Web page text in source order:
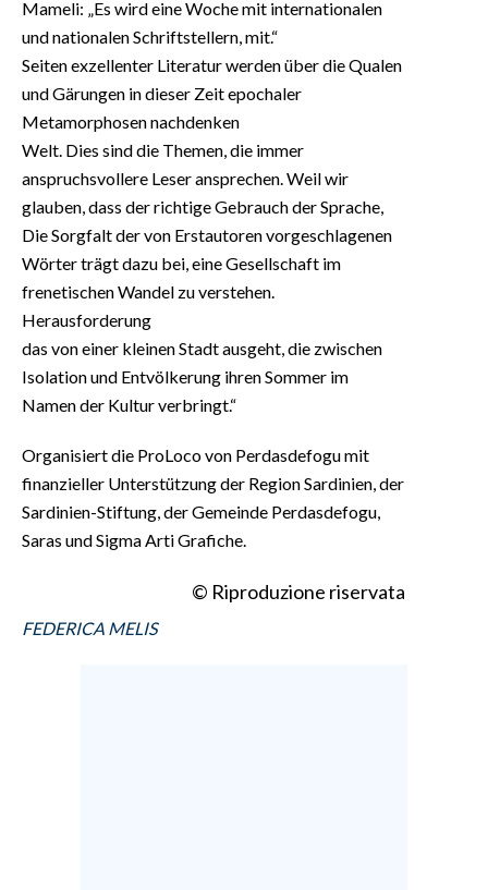
Mameli: „Es wird eine Woche mit internationalen
und nationalen Schriftstellern, mit.“
Seiten exzellenter Literatur werden über die Qualen
und Gärungen in dieser Zeit epochaler
Metamorphosen nachdenken
Welt. Dies sind die Themen, die immer
anspruchsvollere Leser ansprechen. Weil wir
glauben, dass der richtige Gebrauch der Sprache,
Die Sorgfalt der von Erstautoren vorgeschlagenen
Wörter trägt dazu bei, eine Gesellschaft im
frenetischen Wandel zu verstehen.
Herausforderung
das von einer kleinen Stadt ausgeht, die zwischen
Isolation und Entvölkerung ihren Sommer im
Namen der Kultur verbringt.“
Organisiert die ProLoco von Perdasdefogu mit
finanzieller Unterstützung der Region Sardinien, der
Sardinien-Stiftung, der Gemeinde Perdasdefogu,
Saras und Sigma Arti Grafiche.
© Riproduzione riservata
FEDERICA MELIS